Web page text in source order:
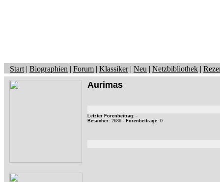
Start | Biographien | Forum | Klassiker| Neu | Netzbibliothek |
Aurimas
Letzter Forenbeitrag: -
Besucher: 2686 - Forenbeiträge: 0